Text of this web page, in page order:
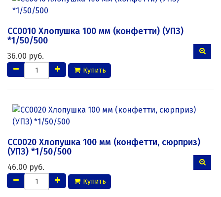
СС0010 Хлопушка 100 мм (конфетти) (УПЗ)
*1/50/500
36.00 руб.
Купить
СС0020 Хлопушка 100 мм (конфетти, сюрприз)
(УПЗ) *1/50/500
46.00 руб.
Купить